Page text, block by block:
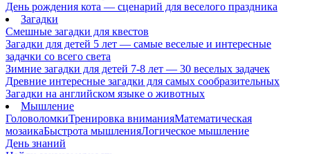
День рождения кота — сценарий для веселого праздника
Загадки
Смешные загадки для квестов
Загадки для детей 5 лет — самые веселые и интересные
задачки со всего света
Зимние загадки для детей 7-8 лет — 30 веселых задачек
Древние интересные загадки для самых сообразительных
Загадки на английском языке о животных
Мышление
ГоловоломкиТренировка вниманияМатематическая
мозаикаБыстрота мышленияЛогическое мышление
День знаний